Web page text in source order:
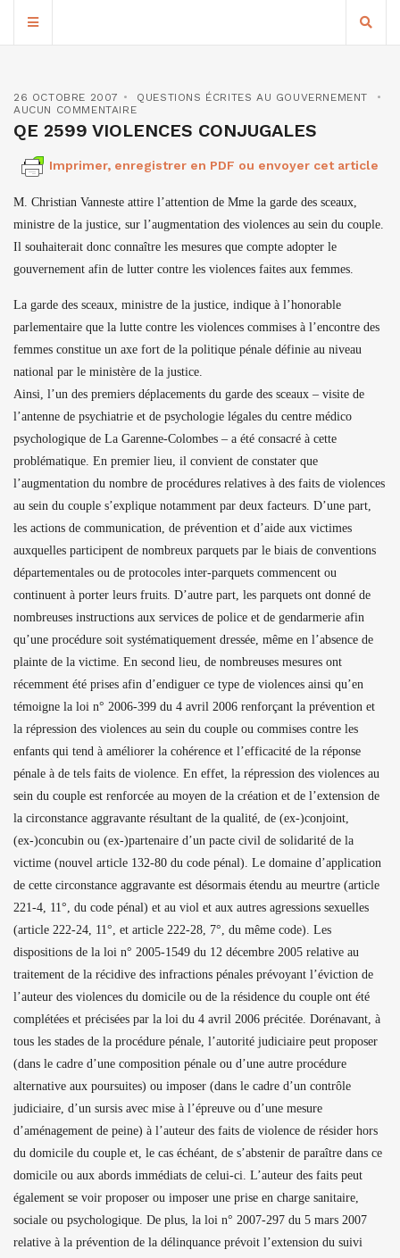
26 OCTOBRE 2007
QUESTIONS ÉCRITES AU GOUVERNEMENT
AUCUN COMMENTAIRE
QE 2599 VIOLENCES CONJUGALES
Imprimer, enregistrer en PDF ou envoyer cet article
M. Christian Vanneste attire l’attention de Mme la garde des sceaux,
ministre de la justice, sur l’augmentation des violences au sein du couple.
Il souhaiterait donc connaître les mesures que compte adopter le
gouvernement afin de lutter contre les violences faites aux femmes.
La garde des sceaux, ministre de la justice, indique à l’honorable
parlementaire que la lutte contre les violences commises à l’encontre des
femmes constitue un axe fort de la politique pénale définie au niveau
national par le ministère de la justice.
Ainsi, l’un des premiers déplacements du garde des sceaux – visite de
l’antenne de psychiatrie et de psychologie légales du centre médico
psychologique de La Garenne-Colombes – a été consacré à cette
problématique. En premier lieu, il convient de constater que
l’augmentation du nombre de procédures relatives à des faits de violences
au sein du couple s’explique notamment par deux facteurs. D’une part,
les actions de communication, de prévention et d’aide aux victimes
auxquelles participent de nombreux parquets par le biais de conventions
départementales ou de protocoles inter-parquets commencent ou
continuent à porter leurs fruits. D’autre part, les parquets ont donné de
nombreuses instructions aux services de police et de gendarmerie afin
qu’une procédure soit systématiquement dressée, même en l’absence de
plainte de la victime. En second lieu, de nombreuses mesures ont
récemment été prises afin d’endiguer ce type de violences ainsi qu’en
témoigne la loi n° 2006-399 du 4 avril 2006 renforçant la prévention et
la répression des violences au sein du couple ou commises contre les
enfants qui tend à améliorer la cohérence et l’efficacité de la réponse
pénale à de tels faits de violence. En effet, la répression des violences au
sein du couple est renforcée au moyen de la création et de l’extension de
la circonstance aggravante résultant de la qualité, de (ex-)conjoint,
(ex-)concubin ou (ex-)partenaire d’un pacte civil de solidarité de la
victime (nouvel article 132-80 du code pénal). Le domaine d’application
de cette circonstance aggravante est désormais étendu au meurtre (article
221-4, 11°, du code pénal) et au viol et aux autres agressions sexuelles
(article 222-24, 11°, et article 222-28, 7°, du même code). Les
dispositions de la loi n° 2005-1549 du 12 décembre 2005 relative au
traitement de la récidive des infractions pénales prévoyant l’éviction de
l’auteur des violences du domicile ou de la résidence du couple ont été
complétées et précisées par la loi du 4 avril 2006 précitée. Dorénavant, à
tous les stades de la procédure pénale, l’autorité judiciaire peut proposer
(dans le cadre d’une composition pénale ou d’une autre procédure
alternative aux poursuites) ou imposer (dans le cadre d’un contrôle
judiciaire, d’un sursis avec mise à l’épreuve ou d’une mesure
d’aménagement de peine) à l’auteur des faits de violence de résider hors
du domicile du couple et, le cas échéant, de s’abstenir de paraître dans ce
domicile ou aux abords immédiats de celui-ci. L’auteur des faits peut
également se voir proposer ou imposer une prise en charge sanitaire,
sociale ou psychologique. De plus, la loi n° 2007-297 du 5 mars 2007
relative à la prévention de la délinquance prévoit l’extension du suivi